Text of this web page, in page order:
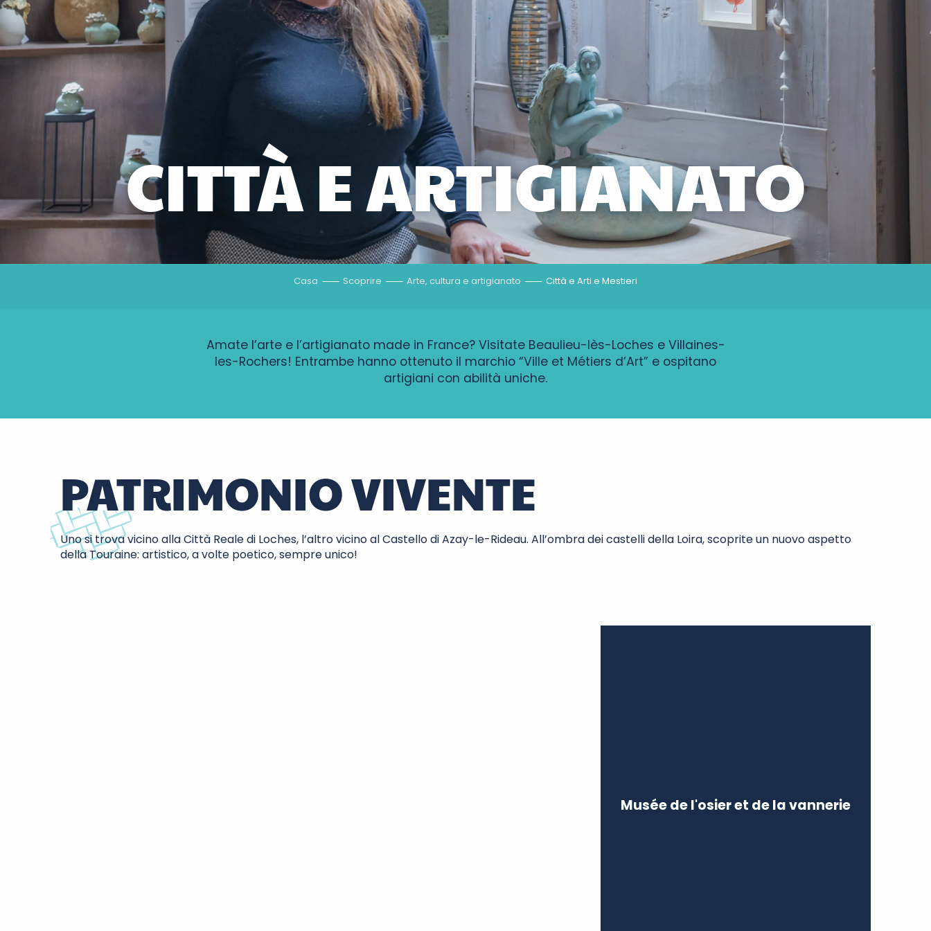
CITTÀ E ARTIGIANATO
Casa Scoprire Arte, cultura e artigianato Città e Arti e Mestieri
Amate l’arte e l’artigianato made in France? Visitate Beaulieu-lès-Loches e Villaines-
les-Rochers! Entrambe hanno ottenuto il marchio “Ville et Métiers d’Art” e ospitano
artigiani con abilità uniche.
PATRIMONIO VIVENTE
Uno si trova vicino alla Città Reale di Loches, l’altro vicino al Castello di Azay-le-Rideau. All’ombra dei castelli della Loira, scoprite un nuovo aspetto
della Touraine: artistico, a volte poetico, sempre unico!
Musée de l'osier et de la vannerie